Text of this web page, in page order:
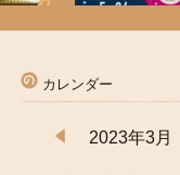
カレンダー
2023年3月